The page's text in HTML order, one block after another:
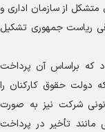
از سازمان اداری و
ریاست جمهوری تشکیل
که براساس آن پرداخت
دولت حقوق کارکنان را
شرکت نیز به صورت
تأخیر در پرداخت